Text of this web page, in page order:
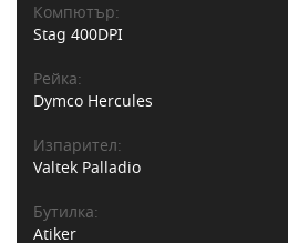
Компютър:
Stag 400DPI
Рейка:
Dymco Hercules
Изпарител:
Valtek Palladio
Бутилка:
Atiker